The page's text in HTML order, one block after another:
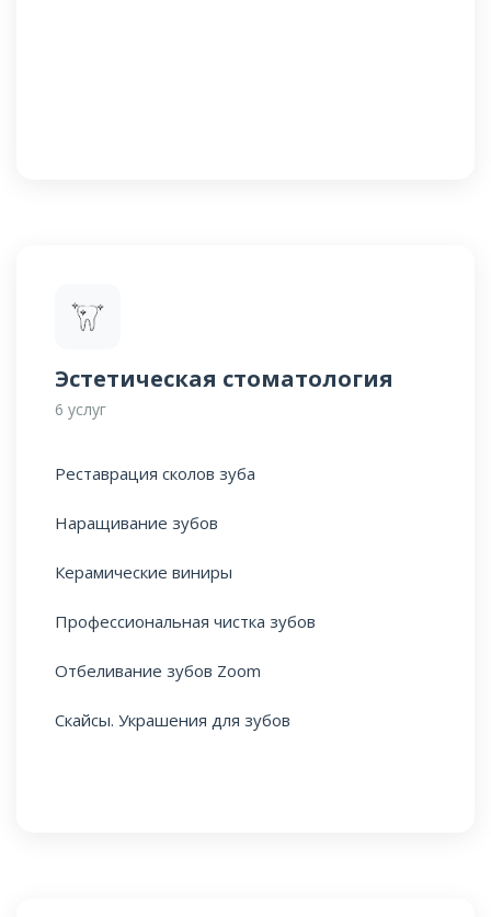
Эстетическая стоматология
6 услуг
Реставрация сколов зуба
Наращивание зубов
Керамические виниры
Профессиональная чистка зубов
Отбеливание зубов Zoom
Скайсы. Украшения для зубов